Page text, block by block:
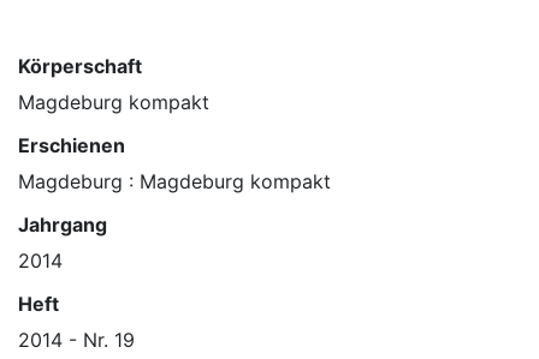
Körperschaft
Magdeburg kompakt
Erschienen
Magdeburg : Magdeburg kompakt
Jahrgang
2014
Heft
2014 - Nr. 19